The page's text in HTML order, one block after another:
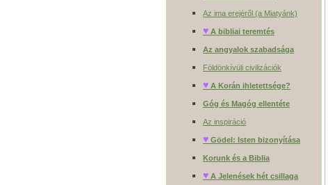
Az ima erejéről (a Miatyánk)
♥ A bibliai teremtés
Az angyalok szabadsága
Földönkívüli civilizációk
♥ A Korán ihletettsége?
Góg és Magóg ellentéte
Az inspiráció
♥ Gödel: Isten bizonyítása
Korunk és a Biblia
♥ A Jelenések hét csillaga